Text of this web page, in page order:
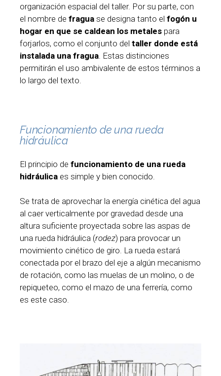
organización espacial del taller. Por su parte, con
el nombre de fragua se designa tanto el fogón u
hogar en que se caldean los metales para
forjarlos, como el conjunto del taller donde está
instalada una fragua. Estas distinciones
permitirán el uso ambivalente de estos términos a
lo largo del texto.
Funcionamiento de una rueda
hidráulica
El principio de funcionamiento de una rueda
hidráulica es simple y bien conocido.
Se trata de aprovechar la energía cinética del agua
al caer verticalmente por gravedad desde una
altura suficiente proyectada sobre las aspas de
una rueda hidráulica (rodez) para provocar un
movimiento cinético de giro. La rueda estará
conectada por el brazo del eje a algún mecanismo
de rotación, como las muelas de un molino, o de
repiqueteo, como el mazo de una ferrería, como
es este caso.